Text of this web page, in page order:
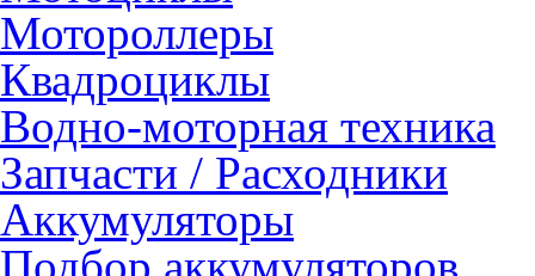
Мотороллеры
Квадроциклы
Водно-моторная техника
Запчасти / Расходники
Аккумуляторы